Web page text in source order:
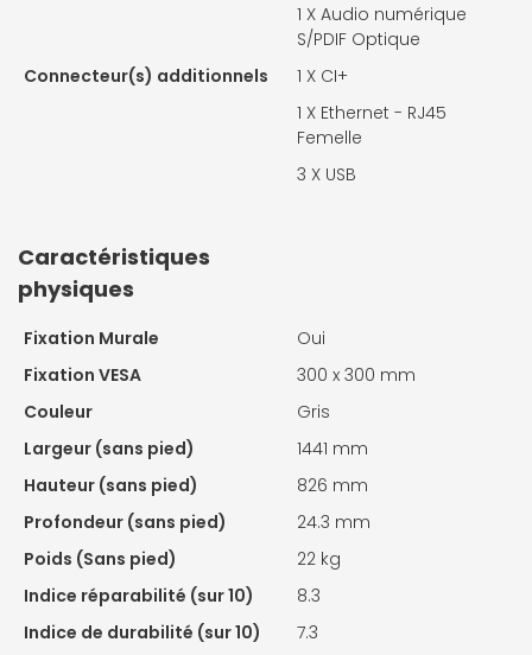
1 X Audio numérique
S/PDIF Optique
Connecteur(s) additionnels
1 X CI+
1 X Ethernet - RJ45
Femelle
3 X USB
Caractéristiques
physiques
Fixation Murale
Oui
Fixation VESA
300 x 300 mm
Couleur
Gris
Largeur (sans pied)
1441 mm
Hauteur (sans pied)
826 mm
Profondeur (sans pied)
24.3 mm
Poids (Sans pied)
22 kg
Indice réparabilité (sur 10)
8.3
Indice de durabilité (sur 10)
7.3